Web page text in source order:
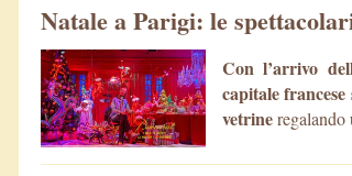
Natale a Parigi: le
Con l’arrivo
capitale
vetrineregalando